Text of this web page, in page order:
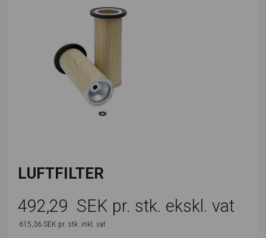
LUFTFILTER
492,29 SEK pr. stk. ekskl. vat
615,36 SEK pr. stk. inkl. vat